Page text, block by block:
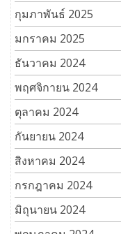
กุมภาพันธ์ 2025
มกราคม 2025
ธันวาคม 2024
พฤศจิกายน 2024
ตุลาคม 2024
กันยายน 2024
สิงหาคม 2024
กรกฎาคม 2024
มิถุนายน 2024